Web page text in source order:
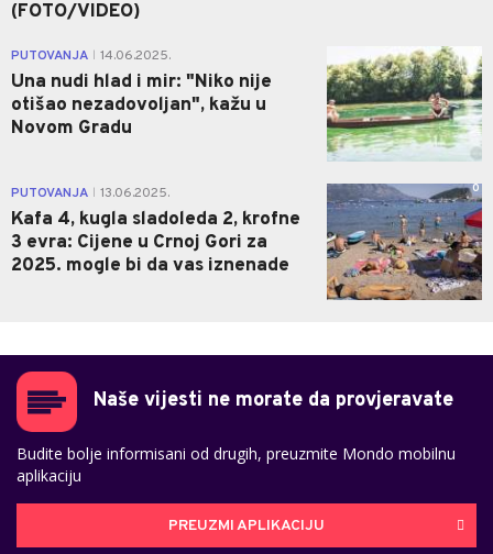
(FOTO/VIDEO)
PUTOVANJA 14.06.2025.
Una nudi hlad i mir: "Niko nije
otišao nezadovoljan", kažu u
Novom Gradu
PUTOVANJA 13.06.2025.
Kafa 4, kugla sladoleda 2, krofne
3 evra: Cijene u Crnoj Gori za
2025. mogle bi da vas iznenade
0
Naše vijesti ne morate da provjeravate
Budite bolje informisani od drugih, preuzmite Mondo mobilnu
aplikaciju
PREUZMI APLIKACIJU